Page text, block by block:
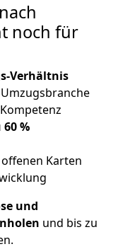
noch für
Verhältnis
%
Karten
und
und bis zu